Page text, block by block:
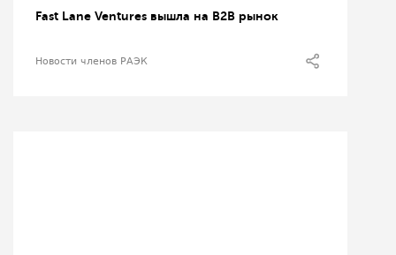
Fast Lane Ventures вышла на В2В рынок
Новости членов РАЭК